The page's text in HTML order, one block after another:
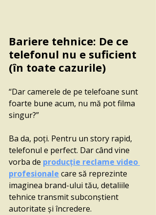
Bariere tehnice: De ce
telefonul nu e suficient
(în toate cazurile)
“Dar camerele de pe telefoane sunt
foarte bune acum, nu mă pot filma
singur?”
Ba da, poți. Pentru un story rapid,
telefonul e perfect. Dar când vine
vorba de producție reclame video
profesionale care să reprezinte
imaginea brand-ului tău, detaliile
tehnice transmit subconștient
autoritate și încredere.